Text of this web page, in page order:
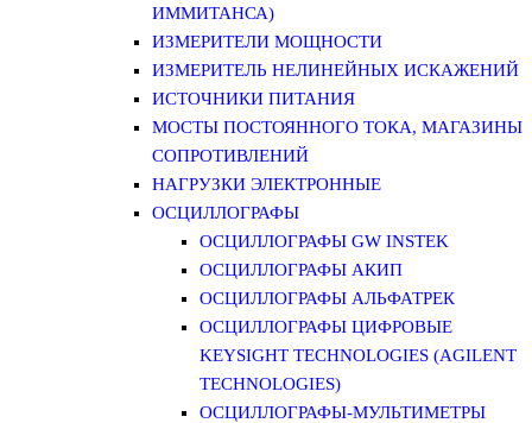
ИММИТАНСА)
ИЗМЕРИТЕЛИ МОЩНОСТИ
ИЗМЕРИТЕЛЬ НЕЛИНЕЙНЫХ ИСКАЖЕНИЙ
ИСТОЧНИКИ ПИТАНИЯ
МОСТЫ ПОСТОЯННОГО ТОКА, МАГАЗИНЫ
СОПРОТИВЛЕНИЙ
НАГРУЗКИ ЭЛЕКТРОННЫЕ
ОСЦИЛЛОГРАФЫ
ОСЦИЛЛОГРАФЫ GW INSTEK
ОСЦИЛЛОГРАФЫ АКИП
ОСЦИЛЛОГРАФЫ АЛЬФАТРЕК
ОСЦИЛЛОГРАФЫ ЦИФРОВЫЕ
KEYSIGHT TECHNOLOGIES (AGILENT
TECHNOLOGIES)
ОСЦИЛЛОГРАФЫ-МУЛЬТИМЕТРЫ